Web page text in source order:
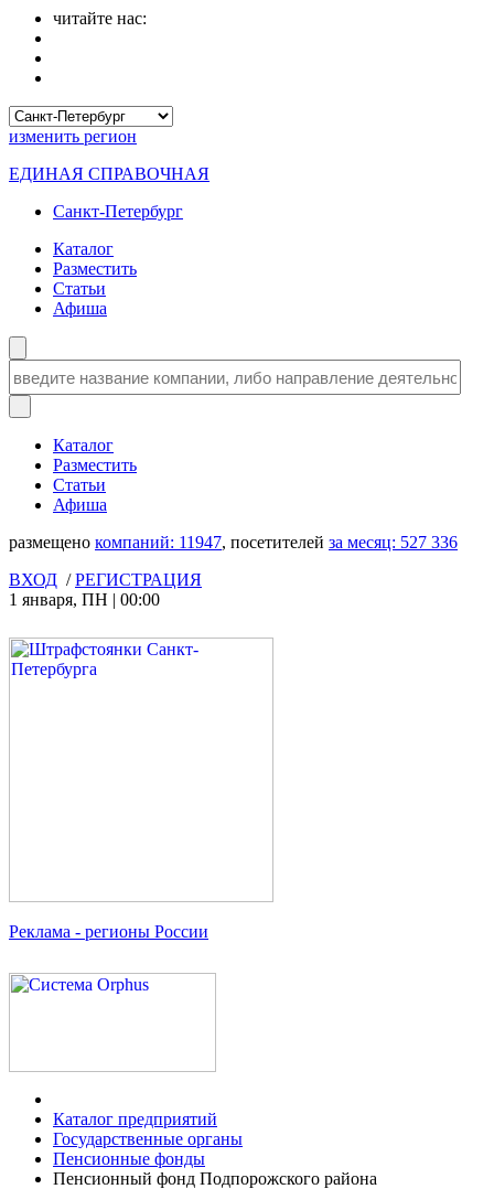
читайте нас:
изменить регион
ЕДИНАЯ СПРАВОЧНАЯ
Санкт-Петербург
Каталог
Разместить
Статьи
Афиша
Каталог
Разместить
Статьи
Афиша
размещено компаний: 11947, посетителей за месяц: 527 336
ВХОД /РЕГИСТРАЦИЯ
1 января, ПН | 00:00
Реклама - регионы России
Каталог предприятий
Государственные органы
Пенсионные фонды
Пенсионный фонд Подпорожского района